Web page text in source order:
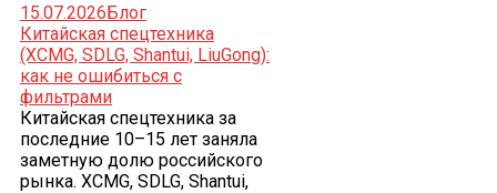
15.07.2026Блог
Китайская спецтехника
(XCMG, SDLG, Shantui, LiuGong):
как не ошибиться с
фильтрами
Китайская спецтехника за
последние 10–15 лет заняла
заметную долю российского
рынка. XCMG, SDLG, Shantui,